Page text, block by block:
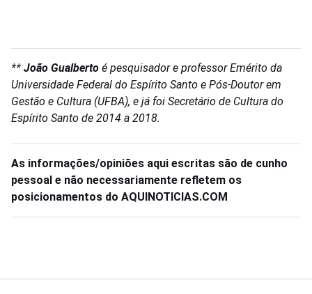
** João Gualberto é pesquisador e professor Emérito da
Universidade Federal do Espírito Santo e Pós-Doutor em
Gestão e Cultura (UFBA), e já foi Secretário de Cultura do
Espírito Santo de 2014 a 2018.
As informações/opiniões aqui escritas são de cunho
pessoal e não necessariamente refletem os
posicionamentos do AQUINOTICIAS.COM